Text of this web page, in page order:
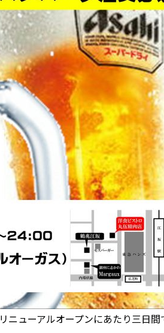
リニューアルオープンにあたり三日間